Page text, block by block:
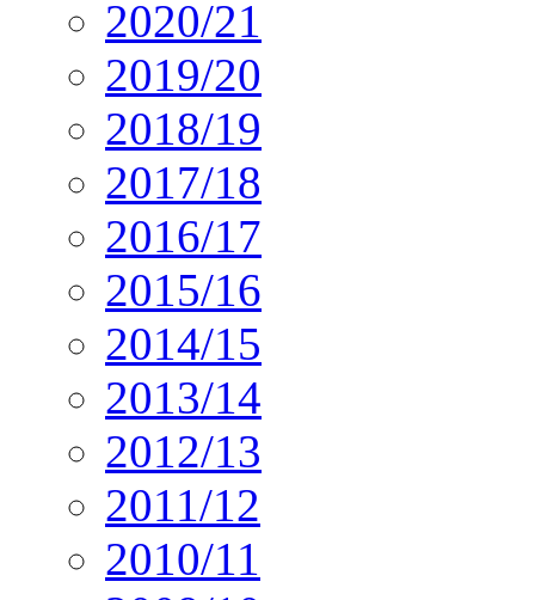
2020/21
2019/20
2018/19
2017/18
2016/17
2015/16
2014/15
2013/14
2012/13
2011/12
2010/11